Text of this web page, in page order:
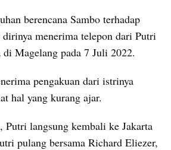
berencana Sambo terhadap
dirinya menerima telepon dari Putri
di Magelang pada 7 Juli 2022.
pengakuan dari istrinya
hal yang kurang ajar.
Putri langsung kembali ke Jakarta
pulang bersama Richard Eliezer,